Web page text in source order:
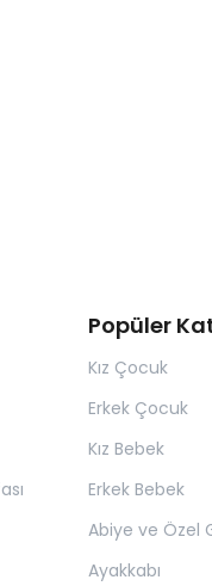
Popüler
Kız Çocuk
Erkek Çocuk
Kız Bebek
Erkek Bebek
Abiye ve Özel
Ayakkabı